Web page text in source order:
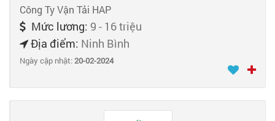
Công Ty Vận Tải HAP
Mức lương: 9 - 16 triệu
Địa điểm: Ninh Bình
Ngày cập nhật:20-02-2024